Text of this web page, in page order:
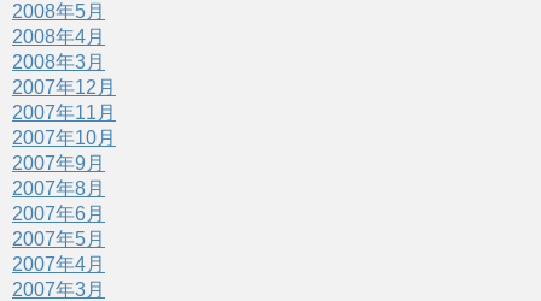
2008年5月
2008年4月
2008年3月
2007年12月
2007年11月
2007年10月
2007年9月
2007年8月
2007年6月
2007年5月
2007年4月
2007年3月